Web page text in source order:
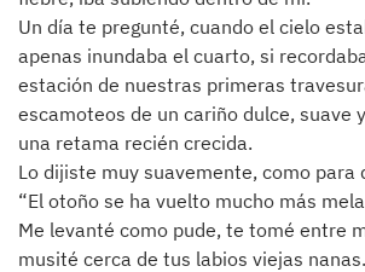
Un día te pregunté, cuando el cielo
apenas inundaba el cuarto, si
estación de nuestras primeras
escamoteos de un cariño dulce, suave
una retama recién crecida.
Lo dijiste muy suavemente, como para
“El otoño se ha vuelto mucho más
Me levanté como pude, te tomé entre
musité cerca de tus labios viejas